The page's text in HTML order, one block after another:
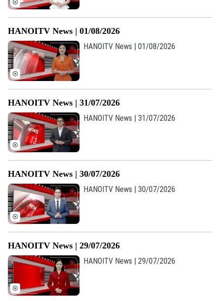
Chuyên mục
Thời sự
Hà Nội
Chính trị
Xã hội
An ninh trật tự
Công nghệ
Nhịp sống Hà Nội
Người Hà Nội
Ẩm thực
Thế giới
Tin tức
Quân sự
Hồ sơ
Người Việt 4 phương
Kinh tế
Cafe sáng
Tài chính Ngân hàng
Nhà đất
Tin tức
Đầu tư
Tàu và Xe
Ô tô
Giáo dục
HANOITV News | 01/08/2026
HANOITV News | 01/08/2026
HANOITV News | 31/07/2026
HANOITV News | 31/07/2026
HANOITV News | 30/07/2026
HANOITV News | 30/07/2026
HANOITV News | 29/07/2026
HANOITV News | 29/07/2026